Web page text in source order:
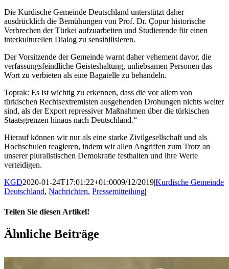
Die Kurdische Gemeinde Deutschland unterstützt daher
ausdrücklich die Bemühungen von Prof. Dr. Çopur historische
Verbrechen der Türkei aufzuarbeiten und Studierende für einen
interkulturellen Dialog zu sensibilisieren.
Der Vorsitzende der Gemeinde warnt daher vehement davor, die
verfassungsfeindliche Geisteshaltung, unliebsamen Personen das
Wort zu verbieten als eine Bagatelle zu behandeln.
Toprak: Es ist wichtig zu erkennen, dass die vor allem von
türkischen Rechtsextremisten ausgehenden Drohungen nichts weiter
sind, als der Export repressiver Maßnahmen über die türkischen
Staatsgrenzen hinaus nach Deutschland.“
Hierauf können wir nur als eine starke Zivilgesellschaft und als
Hochschulen reagieren, indem wir allen Angriffen zum Trotz an
unserer pluralistischen Demokratie festhalten und ihre Werte
verteidigen.
KGD2020-01-24T17:01:22+01:0009/12/2019|Kurdische Gemeinde
Deutschland, Nachrichten, Pressemitteilung|
Teilen Sie diesen Artikel!
Facebook
X
WhatsApp
Pinterest
E-
Mail
Ähnliche Beiträge